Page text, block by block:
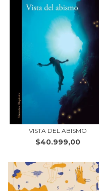
VISTA DEL ABISMO
$40.999,00